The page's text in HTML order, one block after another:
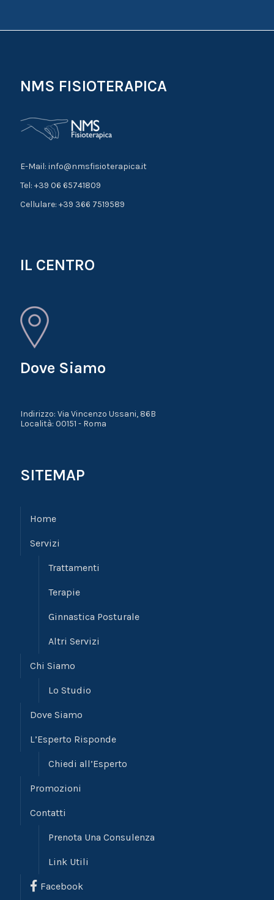
NMS FISIOTERAPICA
E-Mail: info@nmsfisioterapica.it
Tel: +39 06 65741809
Cellulare: +39 366 7519589
IL CENTRO
Dove Siamo
Indirizzo: Via Vincenzo Ussani, 86B
Località: 00151 - Roma
SITEMAP
Home
Servizi
Trattamenti
Terapie
Ginnastica Posturale
Altri Servizi
Chi Siamo
Lo Studio
Dove Siamo
L’Esperto Risponde
Chiedi all’Esperto
Promozioni
Contatti
Prenota Una Consulenza
Link Utili
Facebook